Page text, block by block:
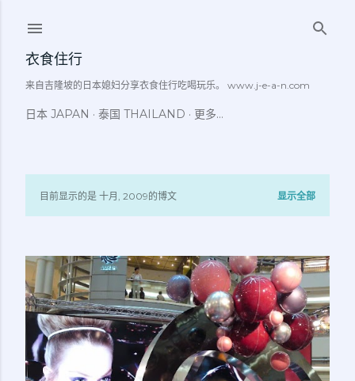
衣食住行
来自吉隆坡的日本媳妇分享衣食住行吃喝玩乐。 www.j-e-a-n.com
日本 JAPAN 泰国 THAILAND 更多…
博
文
目前显示的是 十月, 2009的博文 显示全部